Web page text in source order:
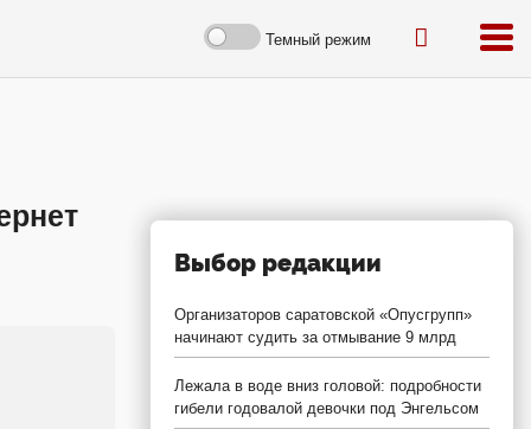
Темный режим
Выбор редакции
Организаторов саратовской «Опусгрупп»
начинают судить за отмывание 9 млрд
Лежала в воде вниз головой: подробности
гибели годовалой девочки под Энгельсом